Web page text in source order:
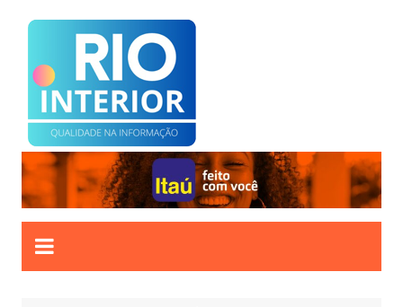
para
conteúdo